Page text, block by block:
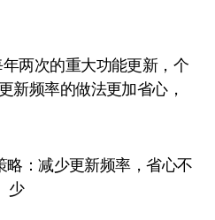
两次的重大功能更新，个
新频率的做法更加省心，